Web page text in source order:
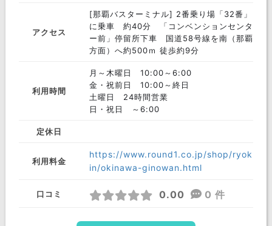
アクセス
[那覇バスターミナル] 2番乗り場「32番」
に乗車 約40分 「コンベンションセンタ
ー前」停留所下車 国道58号線を南（那覇
方面）へ約500ｍ 徒歩約9分
利用時間
月～木曜日 10:00～6:00
金・祝前日 10:00～終日
土曜日 24時間営業
日・祝日 ～6:00
定休日
利用料金
https://www.round1.co.jp/shop/ryok
in/okinawa-ginowan.html
口コミ 0.00 0 件